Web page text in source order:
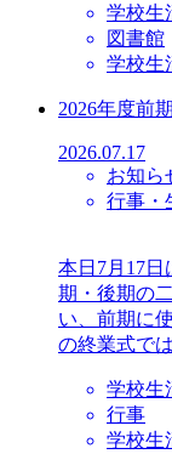
学校生
図書館
学校生
2026年度前
2026.07.17
お知ら
行事・
本日7月17日
期・後期の
い、前期に
の終業式で
学校生
行事
学校生